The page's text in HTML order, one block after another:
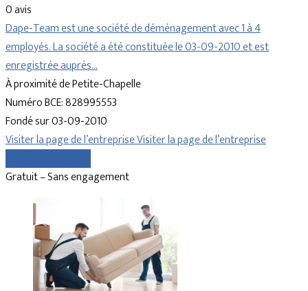
0 avis
Dape-Team est une société de déménagement avec 1 à 4
employés. La société a été constituée le 03-09-2010 et est
enregistrée auprès…
À proximité de Petite-Chapelle
Numéro BCE: 828995553
Fondé sur 03-09-2010
Visiter la page de l’entrepriseVisiter la page de l’entreprise
Gratuit – Sans engagement